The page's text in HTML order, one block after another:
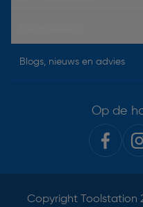
Blogs, nieuws en advies
Op de
Copyright Toolstation